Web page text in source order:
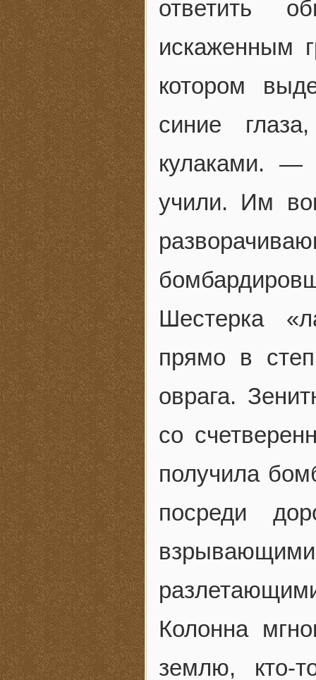
ответить
искаженным
котором
синие
кулаками. —
учили. Им
Шестерка
прямо в
оврага.
со
получила
посреди
Колонна
землю, кто-